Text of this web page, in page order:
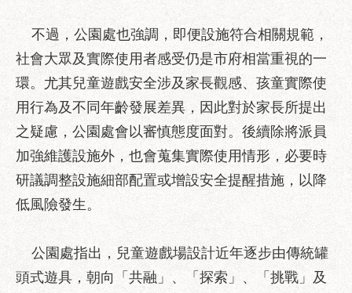
台
服
務
通
常
見
答
雙
語
不過，公園處也強調，即便設施符合相關規範，
社會大眾及實際使用者感受仍是市府相當重視的一
環。尤其兒童遊戲安全涉及家長觀感、孩童實際使
用行為及不同年齡發展差異，因此對於家長所提出
之疑慮，公園處會以審慎態度面對。後續除將派員
加強維護設施外，也會蒐集實際使用情形，必要時
研議調整設施細部配置或增設安全提醒措施，以降
低風險發生。
公園處指出，兒童遊戲場設計近年逐步由傳統罐
頭式遊具，朝向「共融」、「探索」、「挑戰」及